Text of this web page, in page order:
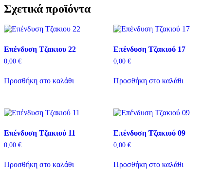
Σχετικά προϊόντα
Επένδυση Τζακιου 22
0,00 €
Προσθήκη στο καλάθι
Επένδυση Τζακιού 17
0,00 €
Προσθήκη στο καλάθι
Επένδυση Τζακιού 11
0,00 €
Προσθήκη στο καλάθι
Επένδυση Τζακιού 09
0,00 €
Προσθήκη στο καλάθι